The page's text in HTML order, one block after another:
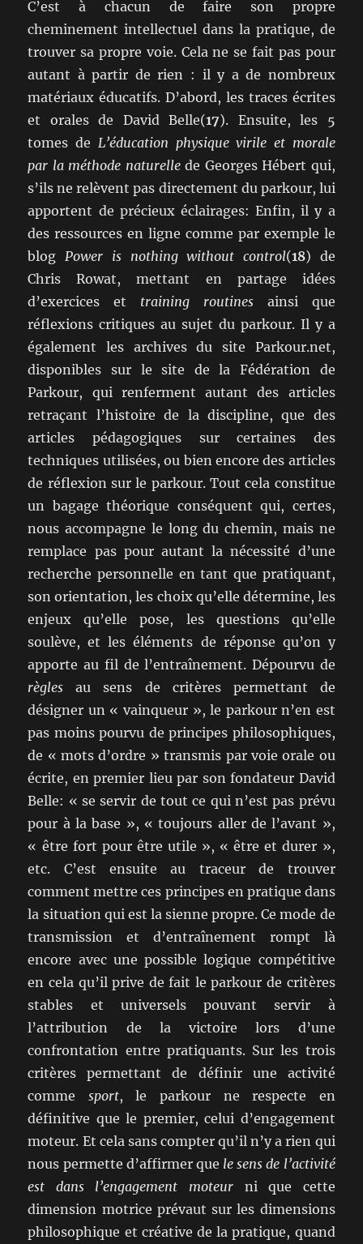
C’est à chacun de faire son propre
cheminement intellectuel dans la pratique, de
trouver sa propre voie. Cela ne se fait pas pour
autant à partir de rien : il y a de nombreux
matériaux éducatifs. D’abord, les traces écrites
et orales de David Belle(17). Ensuite, les 5
tomes de L’éducation physique virile et morale
par la méthode naturellede Georges Hébert qui,
s’ils ne relèvent pas directement du parkour, lui
apportent de précieux éclairages: Enfin, il y a
des ressources en ligne comme par exemple le
blogPower is nothing without control(18) de
Chris Rowat, mettant en partage idées
d’exercices et training routinesainsi que
réflexions critiques au sujet du parkour. Il y a
également les archives du site Parkour.net,
disponibles sur le site de la Fédération de
Parkour, qui renferment autant des articles
retraçant l’histoire de la discipline, que des
articles pédagogiques sur certaines des
techniques utilisées, ou bien encore des articles
de réflexion sur le parkour. Tout cela constitue
un bagage théorique conséquent qui, certes,
nous accompagne le long du chemin, mais ne
remplace pas pour autant la nécessité d’une
recherche personnelle en tant que pratiquant,
son orientation, les choix qu’elle détermine, les
enjeux qu’elle pose, les questions qu’elle
soulève, et les éléments de réponse qu’on y
apporte au fil de l’entraînement. Dépourvu de
règles au sens de critères permettant de
désigner un « vainqueur », le parkour n’en est
pas moins pourvu de principes philosophiques,
de « mots d’ordre » transmis par voie orale ou
écrite, en premier lieu par son fondateur David
Belle: « se servir de tout ce qui n’est pas prévu
pour à la base », « toujours aller de l’avant »,
« être fort pour être utile », « être et durer »,
etc. C’est ensuite au traceur de trouver
comment mettre ces principes en pratique dans
la situation qui est la sienne propre. Ce mode de
transmission et d’entraînement rompt là
encore avec une possible logique compétitive
en cela qu’il prive de fait le parkour de critères
stables et universels pouvant servir à
l’attribution de la victoire lors d’une
confrontation entre pratiquants. Sur les trois
critères permettant de définir une activité
comme sport, le parkour ne respecte en
définitive que le premier, celui d’engagement
moteur. Et cela sans compter qu’il n’y a rien qui
nous permette d’affirmer que le sens de l’activité
est dans l’engagement moteur ni que cette
dimension motrice prévaut sur les dimensions
philosophique et créative de la pratique, quand